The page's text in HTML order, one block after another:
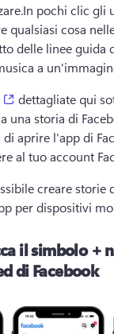
In pochi clic gli
qualsiasi cosa
delle linee guida
a
(opens in a new
dettagliate qui
una storia di
aprire l'app di
al tuo account
creare storie
per dispositivi
il simbolo +
di Facebook